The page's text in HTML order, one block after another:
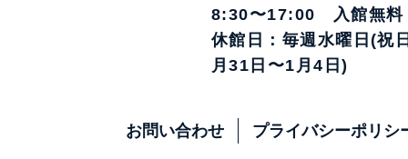
8:30〜17:00 入館無料
休館日：毎週水曜日(祝
月31日〜1月4日)
お問い合わせ プライバシーポリシ